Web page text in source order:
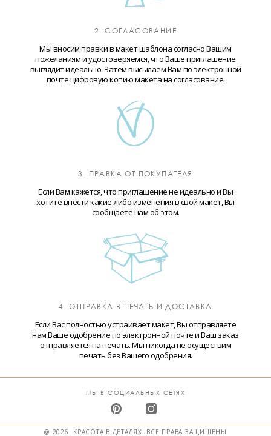
2. СОГЛАСОВАНИЕ
Мы вносим правки в макет шаблона согласно Вашим
пожеланиям и удостоверяемся, что Ваше приглашение
выглядит идеально. Затем высылаем Вам по электронной
почте цифровую копию макета на согласование.
3. ПРАВКА ОТ ПОКУПАТЕЛЯ
Если Вам кажется, что приглашение не идеально и Вы
хотите внести какие-либо изменения в свой макет, Вы
сообщаете нам об этом.
4. ОТПРАВКА В ПЕЧАТЬ И ДОСТАВКА
Если Вас полностью устраивает макет, Вы отправляете
нам Ваше одобрение по электронной почте и Ваш заказ
отправляется на печать. Мы никогда не осуществим
печать без Вашего одобрения.
МЫ В СОЦИАЛЬНЫХ СЕТЯХ
@ 2026. КРАСОТА В ДЕТАЛЯХ. ВСЕ ПРАВА ЗАЩИЩЕНЫ